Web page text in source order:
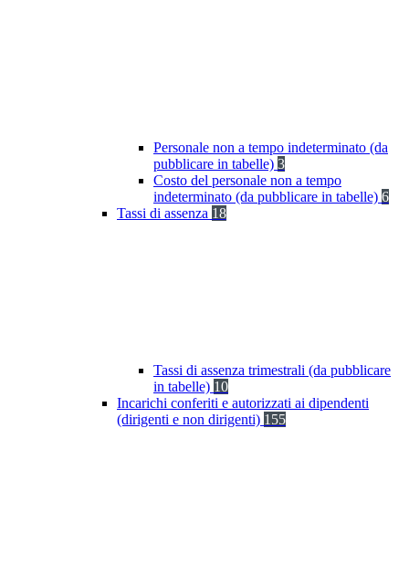
Personale non a tempo indeterminato (da
pubblicare in tabelle) 3
Costo del personale non a tempo
indeterminato (da pubblicare in tabelle) 6
Tassi di assenza 18
Tassi di assenza trimestrali (da pubblicare
in tabelle) 10
Incarichi conferiti e autorizzati ai dipendenti
(dirigenti e non dirigenti) 155